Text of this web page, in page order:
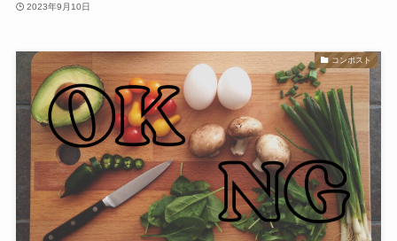
2023年9月10日
コンポスト